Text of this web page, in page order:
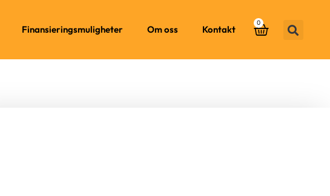
Finansieringsmuligheter Om oss Kontakt
0